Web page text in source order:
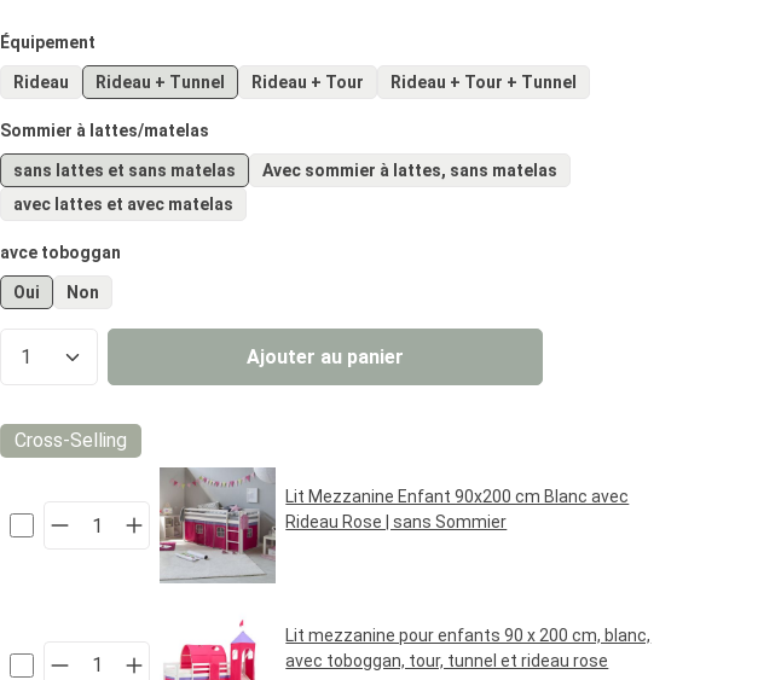
Sélectionnez
Équipement
Rideau Rideau + Tunnel Rideau + Tour Rideau + Tour + Tunnel
Sélectionnez
Sommier à lattes/matelas
sans lattes et sans matelas
Avec sommier à lattes, sans matelas
avec lattes et avec matelas
Sélectionnez
avce toboggan
Oui Non
Quantité de produit : Entrez la quantité souhaitée ou
Ajouter au panier
Cross-Selling
Lit Mezzanine Enfant 90x200 cm Blanc avec
Rideau Rose | sans Sommier
Lit mezzanine pour enfants 90 x 200 cm, blanc,
avec toboggan, tour, tunnel et rideau rose